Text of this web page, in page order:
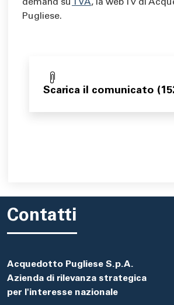
demand su TVA, la web Tv di
Pugliese.
Scarica il comunicato
Contatti
Acquedotto Pugliese S.p.A.
Azienda di rilevanza strategica
per l'interesse nazionale